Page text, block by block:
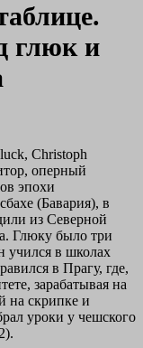
глюк и
Christoph
оперный
эпохи
(Бавария), в
из Северной
Глюку было три
учился в школах
в Прагу, где,
зарабатывая на
на скрипке и
уроки у чешского